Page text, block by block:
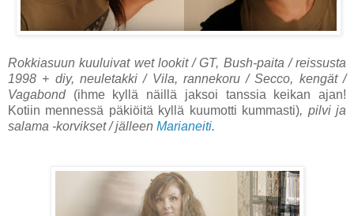
Rokkiasuun kuuluivat wet lookit / GT, Bush-paita / reissusta
1998 + diy, neuletakki / Vila, rannekoru / Secco, kengät /
Vagabond (ihme kyllä näillä jaksoi tanssia keikan ajan!
Kotiin mennessä päkiöitä kyllä kuumotti kummasti), pilvi ja
salama -korvikset / jälleen Marianeiti.